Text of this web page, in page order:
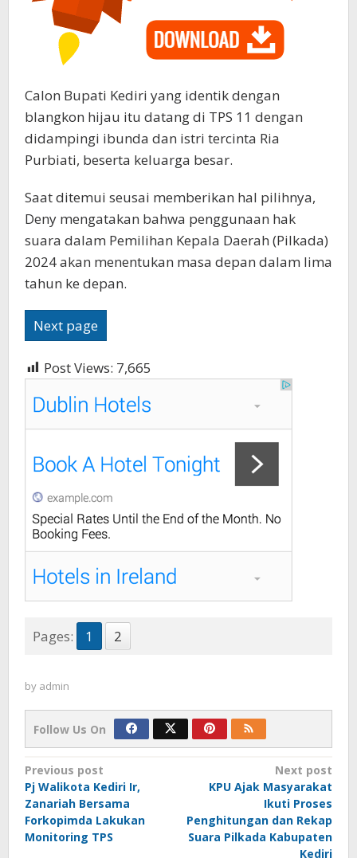
Calon Bupati Kediri yang identik dengan
blangkon hijau itu datang di TPS 11 dengan
didampingi ibunda dan istri tercinta Ria
Purbiati, beserta keluarga besar.
Saat ditemui seusai memberikan hal pilihnya,
Deny mengatakan bahwa penggunaan hak
suara dalam Pemilihan Kepala Daerah (Pilkada)
2024 akan menentukan masa depan dalam lima
tahun ke depan.
Next page
Post Views: 7,665
Pages: 1 2
by admin
Follow Us On
Post
navigation
Previous post
Pj Walikota Kediri Ir,
Zanariah Bersama
Forkopimda Lakukan
Monitoring TPS
Next post
KPU Ajak Masyarakat
Ikuti Proses
Penghitungan dan Rekap
Suara Pilkada Kabupaten
Kediri